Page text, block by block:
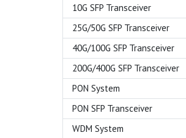
10G SFP Transceiver
25G/50G SFP Transceiver
40G/100G SFP Transceiver
200G/400G SFP Transceiver
PON System
PON SFP Transceiver
WDM System